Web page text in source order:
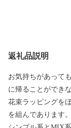
返礼品説明
お気持ちがあって
に帰ることができ
花束ラッピングを
を組んであります。